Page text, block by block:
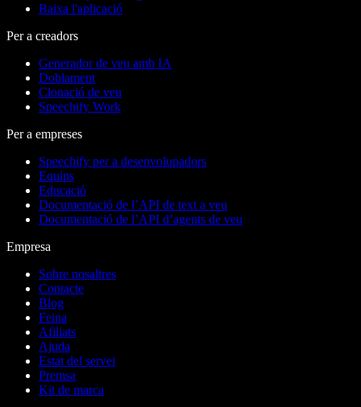
Baixa l'aplicació
Per a creadors
Generador de veu amb IA
Doblament
Clonació de veu
Speechify Work
Per a empreses
Speechify per a desenvolupadors
Equips
Educació
Documentació de l’API de text a veu
Documentació de l’API d’agents de veu
Empresa
Sobre nosaltres
Contacte
Blog
Feina
Afiliats
Ajuda
Estat del servei
Premsa
Kit de marca